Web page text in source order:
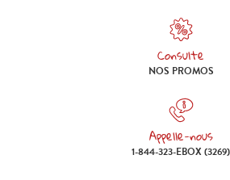
Consulte
Consulte
NOS PROMOS
Appelle-nous
Appelle-
1-844-323-EBOX (3269)